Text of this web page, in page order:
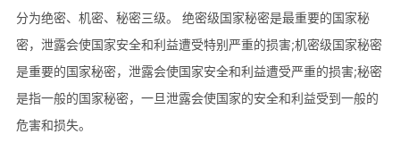
分为绝密、机密、秘密三级。 绝密级国家秘密是最重要的国家秘
密，泄露会使国家安全和利益遭受特别严重的损害;机密级国家秘密
是重要的国家秘密，泄露会使国家安全和利益遭受严重的损害;秘密
是指一般的国家秘密，一旦泄露会使国家的安全和利益受到一般的
危害和损失。